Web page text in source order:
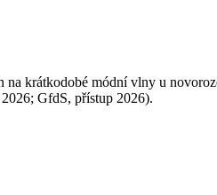
krátkodobé módní vlny u
GfdS, přístup 2026).